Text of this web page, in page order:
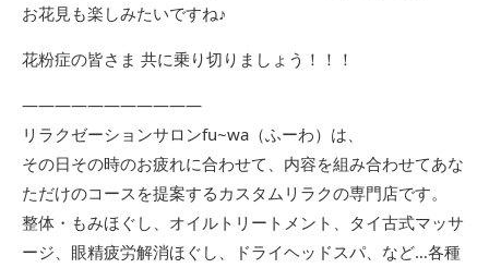
お花見も楽しみたいですね♪
花粉症の皆さま 共に乗り切りましょう！！！
―――――――――――
リラクゼーションサロンfu~wa（ふーわ）は、
その日その時のお疲れに合わせて、内容を組み合わせてあな
ただけのコースを提案するカスタムリラクの専門店です。
整体・もみほぐし、オイルトリートメント、タイ古式マッサ
ージ、眼精疲労解消ほぐし、ドライヘッドスパ、など…各種